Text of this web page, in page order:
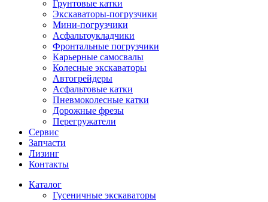
Грунтовые катки
Экскаваторы-погрузчики
Мини-погрузчики
Асфальтоукладчики
Фронтальные погрузчики
Карьерные самосвалы
Колесные экскаваторы
Автогрейдеры
Асфальтовые катки
Пневмоколесные катки
Дорожные фрезы
Перегружатели
Сервис
Запчасти
Лизинг
Контакты
Каталог
Гусеничные экскаваторы